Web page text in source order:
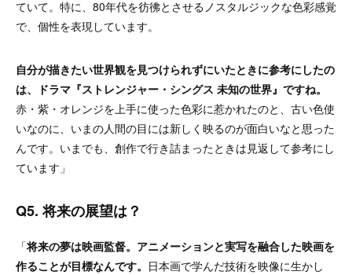
ていて。特に、80年代を彷彿とさせるノスタルジックな色彩感覚
で、個性を表現しています。
自分が描きたい世界観を見つけられずにいたときに参考にしたの
は、ドラマ『ストレンジャー・シングス 未知の世界』ですね。
赤・紫・オレンジを上手に使った色彩に惹かれたのと、古い色使
いなのに、いまの人間の目には新しく映るのが面白いなと思った
んです。いまでも、創作で行き詰まったときは見返して参考にし
ています」
Q5. 将来の展望は？
「将来の夢は映画監督。アニメーションと実写を融合した映画を
作ることが目標なんです。 日本画で学んだ技術を映像に生かし